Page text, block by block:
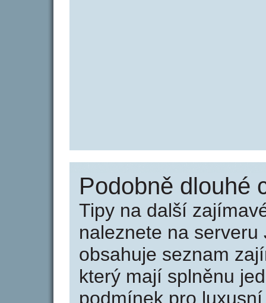
Podobně dlouhé
Tipy na další
naleznete na serveru
obsahuje seznam
který mají splněnu
podmínek pro